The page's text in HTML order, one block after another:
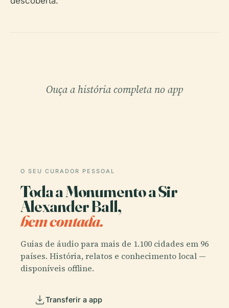
Ouça a história completa no app
O SEU CURADOR PESSOAL
Toda a Monumento a Sir
Alexander Ball,
bem contada.
Guias de áudio para mais de 1.100 cidades em 96
países. História, relatos e conhecimento local —
disponíveis offline.
Transferir a app